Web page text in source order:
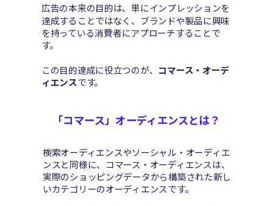
広告の本来の目的は、 単にインプレッションを
達成することではなく、 ブランドや製品に興味
を持っている消費者にアプローチすることで
す。
この目的達成に役立つのが、 コマース・オーデ
ィエンスです。
「コマース」オーディエンスとは？
検索オーディエンスやソーシャル・オーディエ
ンスと同様に、コマース・オーディエンスは、
実際のショッピングデータから構築された新し
いカテゴリーのオーディエンスです。